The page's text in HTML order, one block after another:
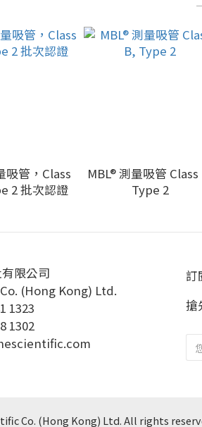
吸管，Class
2 批次認證
MBL® 測量吸管 Class
Type 2
限公司
(Hong Kong) Ltd.
1323
1302
訂
搶
Co. (Hong Kong) Ltd. All rights